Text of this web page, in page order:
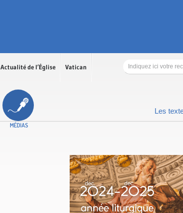
Actualité de l’Église Vatican
MÉDIAS
Les